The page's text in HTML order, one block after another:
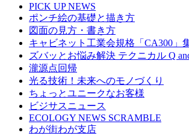
PICK UP NEWS
ポンチ絵の基礎と描き方
図面の見方・書き方
キャビネット工業会規格「CA300」
ズバッとお悩み解決 テクニカル Q
瀧源点回帰
光る技術！未来へのモノづくり
ちょっとユニークなお客様
ビジサスニュース
ECOLOGY NEWS SCRAMBLE
わが街わが支店